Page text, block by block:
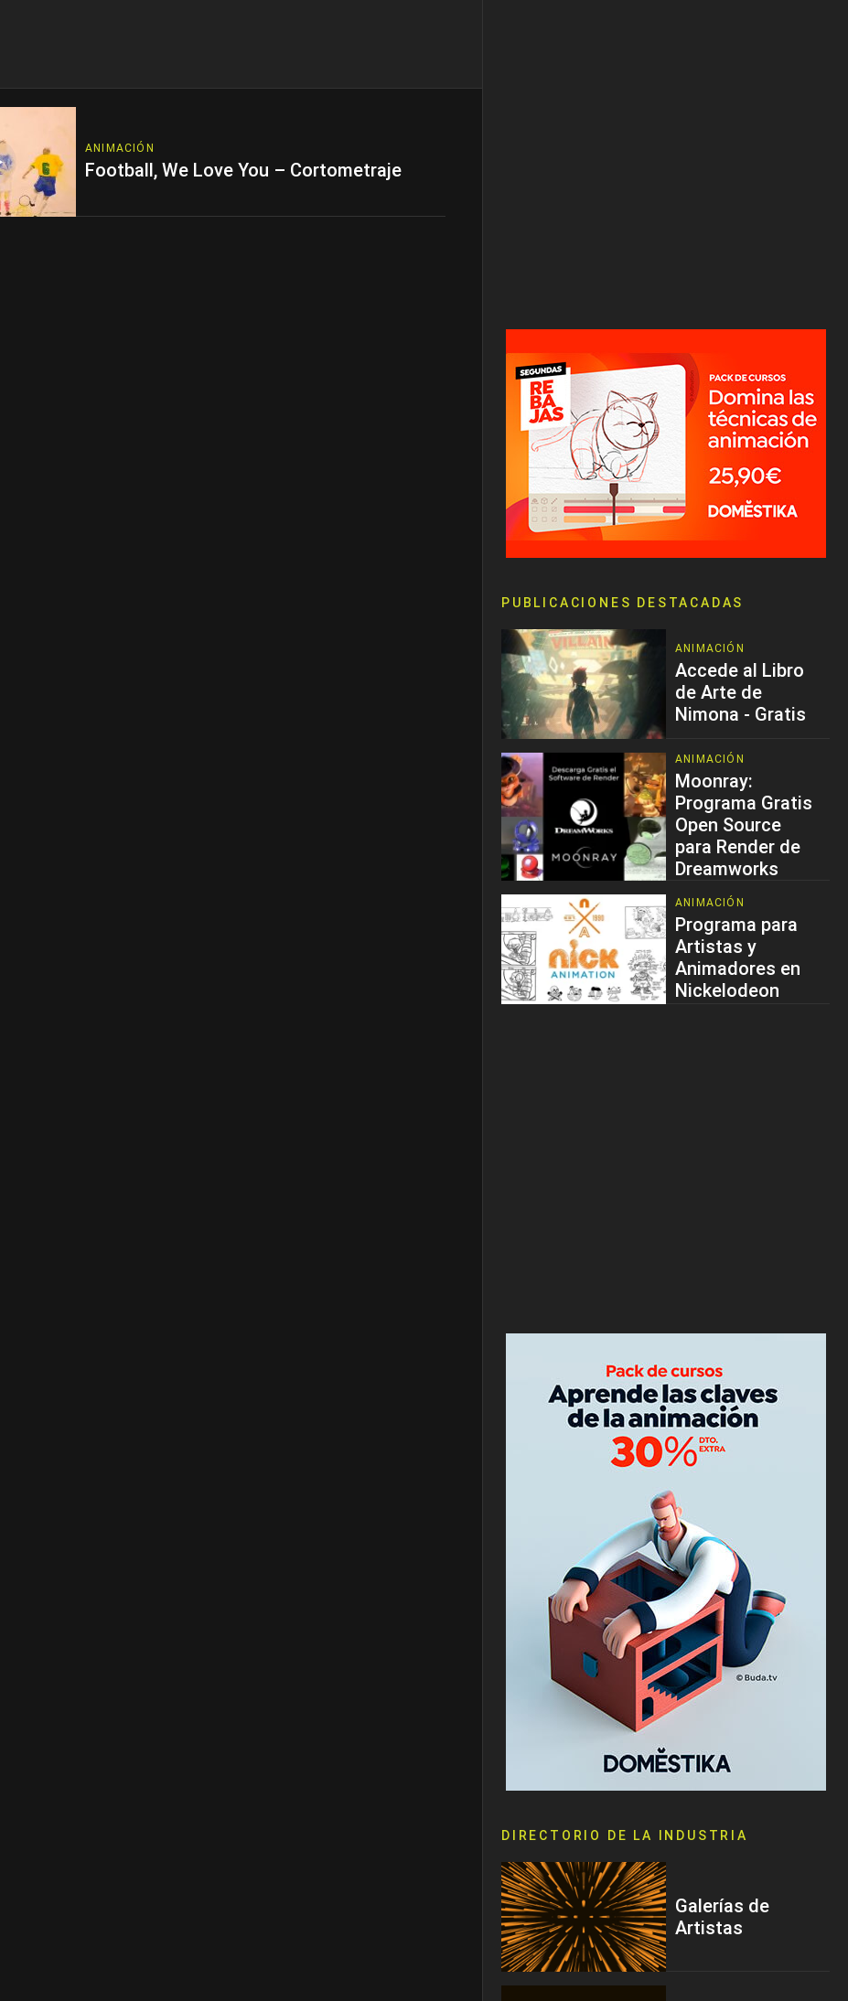
ANIMACIÓN
Football, We Love You – Cortometraje
PUBLICACIONES DESTACADAS
ANIMACIÓN
Accede al Libro
de Arte de
Nimona - Gratis
ANIMACIÓN
Moonray:
Programa Gratis
Open Source
para Render de
Dreamworks
ANIMACIÓN
Programa para
Artistas y
Animadores en
Nickelodeon
DIRECTORIO DE LA INDUSTRIA
Galerías de
Artistas